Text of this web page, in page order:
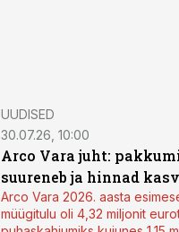
UUDISED
30.07.26, 10:00
Arco Vara juht:
suureneb ja hinnad
Arco Vara 2026. aasta
müügitulu oli 4,32 miljonit